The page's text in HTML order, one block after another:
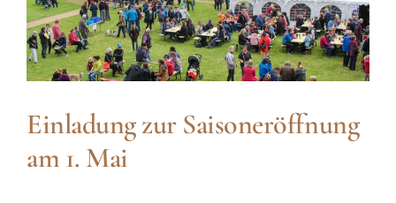
Einladung zur Saisoneröffnung
am 1. Mai